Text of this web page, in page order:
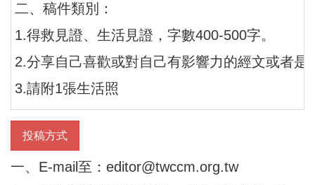
二、稿件類別：
1.得救見證、生活見證， 字數400-500字。
2.分享自己喜歡或對自己有影響力的經文或者是
3.請附1張生活照
投稿方式
一、E-mail至：editor@twccm.org.tw